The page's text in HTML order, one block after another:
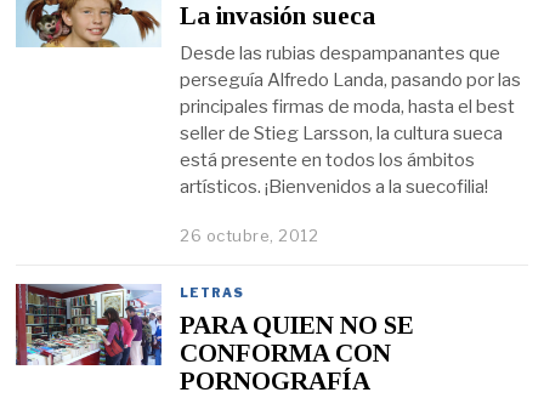
La invasión sueca
Desde las rubias despampanantes que
perseguía Alfredo Landa, pasando por las
principales firmas de moda, hasta el best
seller de Stieg Larsson, la cultura sueca
está presente en todos los ámbitos
artísticos. ¡Bienvenidos a la suecofilia!
26 octubre, 2012
LETRAS
PARA QUIEN NO SE
CONFORMA CON
PORNOGRAFÍA